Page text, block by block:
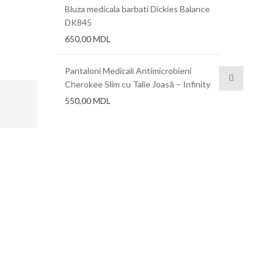
Bluza medicala barbati Dickies Balance
DK845
650,00MDL
Pantaloni Medicali Antimicrobieni
Cherokee Slim cu Talie Joasă – Infinity
550,00MDL